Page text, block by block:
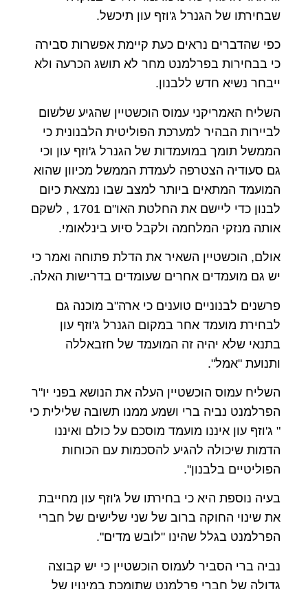
שבחירתו של הגנרל ג'וזף עון תיכשל.
כפי שהדברים נראים כעת קיימת אפשרות סבירה
כי בבחירות בפרלמנט מחר לא תושג הכרעה ולא
ייבחר נשיא חדש ללבנון.
השליח האמריקני עמוס הוכשטיין שהגיע שלשום
לביירות הבהיר למערכת הפוליטית הלבנונית כי
הממשל תומך במועמדות של הגנרל ג'וזף עון וכי
גם סעודיה הצטרפה לעמדת הממשל מכיוון שהוא
המועמד המתאים ביותר למצב שבו נמצאת כיום
לבנון כדי ליישם את החלטת האו"ם 1701 , לשקם
אותה מנזקי המלחמה ולקבל סיוע בינלאומי.
אולם, הוכשטיין השאיר את הדלת פתוחה ואמר כי
יש גם מועמדים אחרים שעומדים בדרישות האלה.
פרשנים לבנוניים טוענים כי ארה"ב מוכנה גם
לבחירת מועמד אחר במקום הגנרל ג'וזף עון
בתנאי שלא יהיה זה המועמד של חזבאללה
ותנועת "אמל".
השליח עמוס הוכשטיין העלה את הנושא בפני יו"ר
הפרלמנט נביה ברי ושמע ממנו תשובה שלילית כי
" ג'וזף עון איננו מועמד מוסכם על כולם ואיננו
הדמות שיכולה להגיע להסכמות עם הכוחות
הפוליטיים בלבנון".
בעיה נוספת היא כי בחירתו של ג'וזף עון מחייבת
את שינוי החוקה ברוב של שני שלישים של חברי
הפרלמנט בגלל שהינו "לובש מדים".
נביה ברי הסביר לעמוס הוכשטיין כי יש קבוצה
גדולה של חברי פרלמנט שתומכת במינויו של